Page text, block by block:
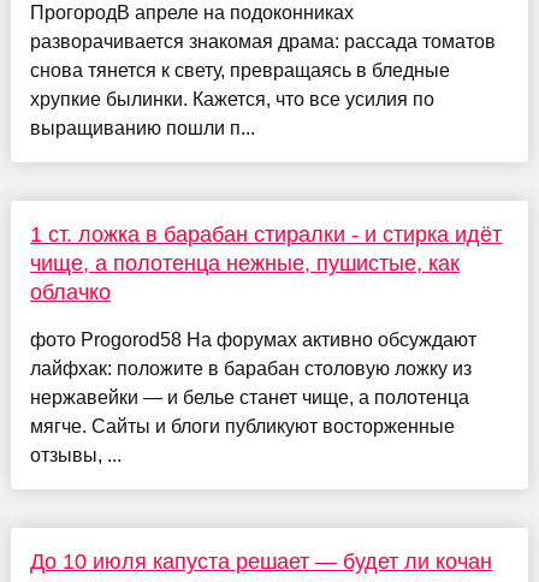
ПрогородВ апреле на подоконниках
разворачивается знакомая драма: рассада томатов
снова тянется к свету, превращаясь в бледные
хрупкие былинки. Кажется, что все усилия по
выращиванию пошли п...
1 ст. ложка в барабан стиралки - и стирка идёт
чище, а полотенца нежные, пушистые, как
облачко
фото Progorod58 На форумах активно обсуждают
лайфхак: положите в барабан столовую ложку из
нержавейки — и белье станет чище, а полотенца
мягче. Сайты и блоги публикуют восторженные
отзывы, ...
До 10 июля капуста решает — будет ли кочан